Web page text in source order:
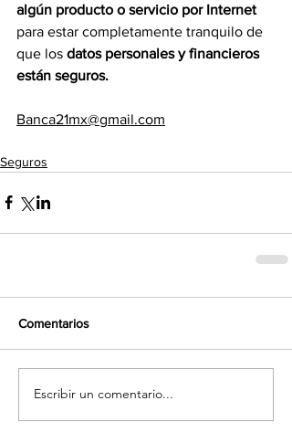
algún producto o servicio por Internet
para estar completamente tranquilo de
que los datos personales y financieros
están seguros.
Banca21mx@gmail.com
Seguros
Comentarios
Escribir un comentario...